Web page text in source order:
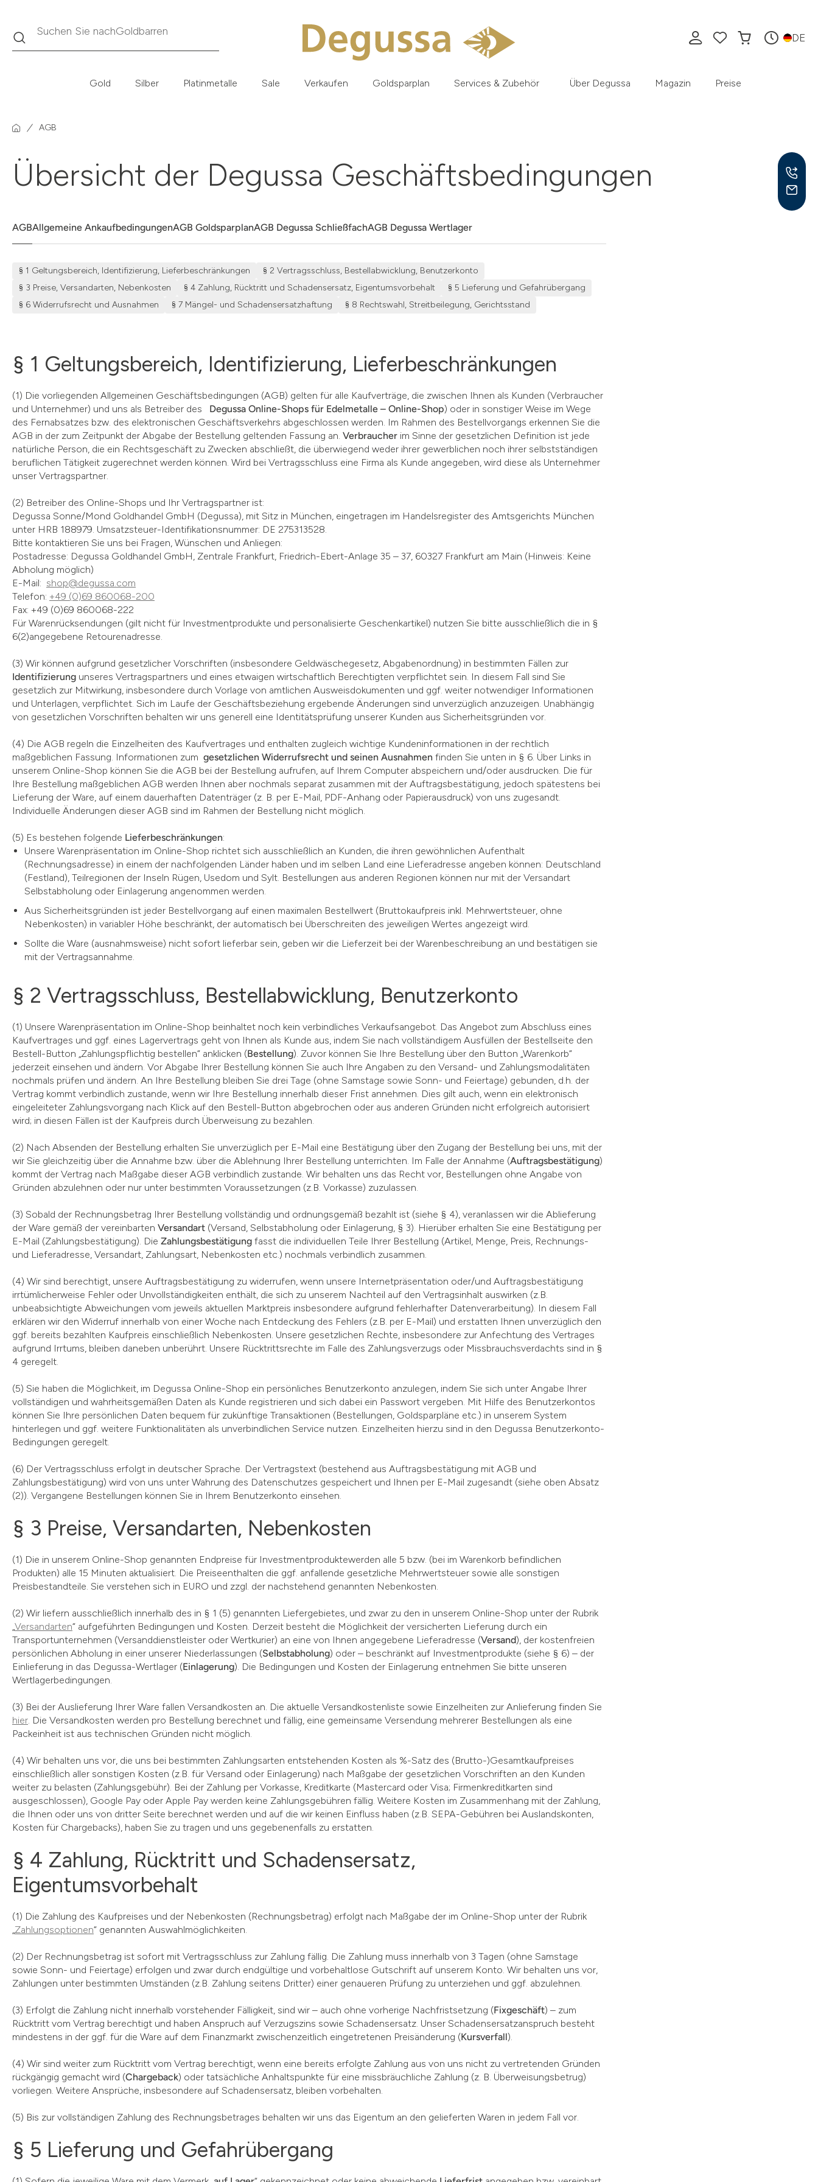
Suche Suchen Sie nachKrügerrand DE
Gold Silber Platinmetalle Sale Verkaufen Goldsparplan Services & Zubehör Über Degussa Magazin Preise
AGB
Übersicht der Degussa Geschäftsbedingungen
AGBAllgemeine AnkaufbedingungenAGB GoldsparplanAGB Degussa SchließfachAGB Degussa Wertlager
§ 1 Geltungsbereich, Identifizierung, Lieferbeschränkungen
§ 2 Vertragsschluss, Bestellabwicklung, Benutzerkonto
§ 3 Preise, Versandarten, Nebenkosten
§ 4 Zahlung, Rücktritt und Schadensersatz, Eigentumsvorbehalt
§ 5 Lieferung und Gefahrübergang
§ 6 Widerrufsrecht und Ausnahmen
§ 7 Mängel- und Schadensersatzhaftung § 8 Rechtswahl, Streitbeilegung, Gerichtsstand
§ 1 Geltungsbereich, Identifizierung, Lieferbeschränkungen
(1) Die vorliegenden Allgemeinen Geschäftsbedingungen (AGB) gelten für alle Kaufverträge, die zwischen Ihnen als Kunden (Verbraucher
und Unternehmer) und uns als Betreiber des Degussa Online-Shops für Edelmetalle – Online-Shop) oder in sonstiger Weise im Wege
des Fernabsatzes bzw. des elektronischen Geschäftsverkehrs abgeschlossen werden. Im Rahmen des Bestellvorgangs erkennen Sie die
AGB in der zum Zeitpunkt der Abgabe der Bestellung geltenden Fassung an. Verbraucher im Sinne der gesetzlichen Definition ist jede
natürliche Person, die ein Rechtsgeschäft zu Zwecken abschließt, die überwiegend weder ihrer gewerblichen noch ihrer selbstständigen
beruflichen Tätigkeit zugerechnet werden können. Wird bei Vertragsschluss eine Firma als Kunde angegeben, wird diese als Unternehmer
unser Vertragspartner.
(2) Betreiber des Online-Shops und Ihr Vertragspartner ist:
Degussa Sonne/Mond Goldhandel GmbH (Degussa), mit Sitz in München, eingetragen im Handelsregister des Amtsgerichts München
unter HRB 188979. Umsatzsteuer-Identifikationsnummer: DE 275313528.
Bitte kontaktieren Sie uns bei Fragen, Wünschen und Anliegen:
Postadresse: Degussa Goldhandel GmbH, Zentrale Frankfurt, Friedrich-Ebert-Anlage 35 – 37, 60327 Frankfurt am Main (Hinweis: Keine
Abholung möglich)
E-Mail: shop@degussa.com
Telefon: +49 (0)69 860068-200
Fax: +49 (0)69 860068-222
Für Warenrücksendungen (gilt nicht für Investmentprodukte und personalisierte Geschenkartikel) nutzen Sie bitte ausschließlich die in §
6(2)angegebene Retourenadresse.
(3) Wir können aufgrund gesetzlicher Vorschriften (insbesondere Geldwäschegesetz, Abgabenordnung) in bestimmten Fällen zur
Identifizierung unseres Vertragspartners und eines etwaigen wirtschaftlich Berechtigten verpflichtet sein. In diesem Fall sind Sie
gesetzlich zur Mitwirkung, insbesondere durch Vorlage von amtlichen Ausweisdokumenten und ggf. weiter notwendiger Informationen
und Unterlagen, verpflichtet. Sich im Laufe der Geschäftsbeziehung ergebende Änderungen sind unverzüglich anzuzeigen. Unabhängig
von gesetzlichen Vorschriften behalten wir uns generell eine Identitätsprüfung unserer Kunden aus Sicherheitsgründen vor.
(4) Die AGB regeln die Einzelheiten des Kaufvertrages und enthalten zugleich wichtige Kundeninformationen in der rechtlich
maßgeblichen Fassung. Informationen zum gesetzlichen Widerrufsrecht und seinen Ausnahmen finden Sie unten in § 6. Über Links in
unserem Online-Shop können Sie die AGB bei der Bestellung aufrufen, auf Ihrem Computer abspeichern und/oder ausdrucken. Die für
Ihre Bestellung maßgeblichen AGB werden Ihnen aber nochmals separat zusammen mit der Auftragsbestätigung, jedoch spätestens bei
Lieferung der Ware, auf einem dauerhaften Datenträger (z. B. per E-Mail, PDF-Anhang oder Papierausdruck) von uns zugesandt.
Individuelle Änderungen dieser AGB sind im Rahmen der Bestellung nicht möglich.
(5) Es bestehen folgende Lieferbeschränkungen:
Unsere Warenpräsentation im Online-Shop richtet sich ausschließlich an Kunden, die ihren gewöhnlichen Aufenthalt
(Rechnungsadresse) in einem der nachfolgenden Länder haben und im selben Land eine Lieferadresse angeben können: Deutschland
(Festland), Teilregionen der Inseln Rügen, Usedom und Sylt. Bestellungen aus anderen Regionen können nur mit der Versandart
Selbstabholung oder Einlagerung angenommen werden.
Aus Sicherheitsgründen ist jeder Bestellvorgang auf einen maximalen Bestellwert (Bruttokaufpreis inkl. Mehrwertsteuer, ohne
Nebenkosten) in variabler Höhe beschränkt, der automatisch bei Überschreiten des jeweiligen Wertes angezeigt wird.
Sollte die Ware (ausnahmsweise) nicht sofort lieferbar sein, geben wir die Lieferzeit bei der Warenbeschreibung an und bestätigen sie
mit der Vertragsannahme.
§ 2 Vertragsschluss, Bestellabwicklung, Benutzerkonto
(1) Unsere Warenpräsentation im Online-Shop beinhaltet noch kein verbindliches Verkaufsangebot. Das Angebot zum Abschluss eines
Kaufvertrages und ggf. eines Lagervertrags geht von Ihnen als Kunde aus, indem Sie nach vollständigem Ausfüllen der Bestellseite den
Bestell-Button „Zahlungspflichtig bestellen“ anklicken (Bestellung). Zuvor können Sie Ihre Bestellung über den Button „Warenkorb“
jederzeit einsehen und ändern. Vor Abgabe Ihrer Bestellung können Sie auch Ihre Angaben zu den Versand- und Zahlungsmodalitäten
nochmals prüfen und ändern. An Ihre Bestellung bleiben Sie drei Tage (ohne Samstage sowie Sonn- und Feiertage) gebunden, d.h. der
Vertrag kommt verbindlich zustande, wenn wir Ihre Bestellung innerhalb dieser Frist annehmen. Dies gilt auch, wenn ein elektronisch
eingeleiteter Zahlungsvorgang nach Klick auf den Bestell-Button abgebrochen oder aus anderen Gründen nicht erfolgreich autorisiert
wird; in diesen Fällen ist der Kaufpreis durch Überweisung zu bezahlen.
(2) Nach Absenden der Bestellung erhalten Sie unverzüglich per E-Mail eine Bestätigung über den Zugang der Bestellung bei uns, mit der
wir Sie gleichzeitig über die Annahme bzw. über die Ablehnung Ihrer Bestellung unterrichten. Im Falle der Annahme (Auftragsbestätigung)
kommt der Vertrag nach Maßgabe dieser AGB verbindlich zustande. Wir behalten uns das Recht vor, Bestellungen ohne Angabe von
Gründen abzulehnen oder nur unter bestimmten Voraussetzungen (z.B. Vorkasse) zuzulassen.
(3) Sobald der Rechnungsbetrag Ihrer Bestellung vollständig und ordnungsgemäß bezahlt ist (siehe § 4), veranlassen wir die Ablieferung
der Ware gemäß der vereinbarten Versandart (Versand, Selbstabholung oder Einlagerung, § 3). Hierüber erhalten Sie eine Bestätigung per
E-Mail (Zahlungsbestätigung). Die Zahlungsbestätigung fasst die individuellen Teile Ihrer Bestellung (Artikel, Menge, Preis, Rechnungs-
und Lieferadresse, Versandart, Zahlungsart, Nebenkosten etc.) nochmals verbindlich zusammen.
(4) Wir sind berechtigt, unsere Auftragsbestätigung zu widerrufen, wenn unsere Internetpräsentation oder/und Auftragsbestätigung
irrtümlicherweise Fehler oder Unvollständigkeiten enthält, die sich zu unserem Nachteil auf den Vertragsinhalt auswirken (z.B.
unbeabsichtigte Abweichungen vom jeweils aktuellen Marktpreis insbesondere aufgrund fehlerhafter Datenverarbeitung). In diesem Fall
erklären wir den Widerruf innerhalb von einer Woche nach Entdeckung des Fehlers (z.B. per E-Mail) und erstatten Ihnen unverzüglich den
ggf. bereits bezahlten Kaufpreis einschließlich Nebenkosten. Unsere gesetzlichen Rechte, insbesondere zur Anfechtung des Vertrages
aufgrund Irrtums, bleiben daneben unberührt. Unsere Rücktrittsrechte im Falle des Zahlungsverzugs oder Missbrauchsverdachts sind in §
4 geregelt.
(5) Sie haben die Möglichkeit, im Degussa Online-Shop ein persönliches Benutzerkonto anzulegen, indem Sie sich unter Angabe Ihrer
vollständigen und wahrheitsgemäßen Daten als Kunde registrieren und sich dabei ein Passwort vergeben. Mit Hilfe des Benutzerkontos
können Sie Ihre persönlichen Daten bequem für zukünftige Transaktionen (Bestellungen, Goldsparpläne etc.) in unserem System
hinterlegen und ggf. weitere Funktionalitäten als unverbindlichen Service nutzen. Einzelheiten hierzu sind in den Degussa Benutzerkonto-
Bedingungen geregelt.
(6) Der Vertragsschluss erfolgt in deutscher Sprache. Der Vertragstext (bestehend aus Auftragsbestätigung mit AGB und
Zahlungsbestätigung) wird von uns unter Wahrung des Datenschutzes gespeichert und Ihnen per E-Mail zugesandt (siehe oben Absatz
(2)). Vergangene Bestellungen können Sie in Ihrem Benutzerkonto einsehen.
§ 3 Preise, Versandarten, Nebenkosten
(1) Die in unserem Online-Shop genannten Endpreise für Investmentproduktewerden alle 5 bzw. (bei im Warenkorb befindlichen
Produkten) alle 15 Minuten aktualisiert. Die Preiseenthalten die ggf. anfallende gesetzliche Mehrwertsteuer sowie alle sonstigen
Preisbestandteile. Sie verstehen sich in EURO und zzgl. der nachstehend genannten Nebenkosten.
(2) Wir liefern ausschließlich innerhalb des in § 1 (5) genannten Liefergebietes, und zwar zu den in unserem Online-Shop unter der Rubrik
„Versandarten“ aufgeführten Bedingungen und Kosten. Derzeit besteht die Möglichkeit der versicherten Lieferung durch ein
Transportunternehmen (Versanddienstleister oder Wertkurier) an eine von Ihnen angegebene Lieferadresse (Versand), der kostenfreien
persönlichen Abholung in einer unserer Niederlassungen (Selbstabholung) oder – beschränkt auf Investmentprodukte (siehe § 6) – der
Einlieferung in das Degussa-Wertlager (Einlagerung). Die Bedingungen und Kosten der Einlagerung entnehmen Sie bitte unseren
Wertlagerbedingungen.
(3) Bei der Auslieferung Ihrer Ware fallen Versandkosten an. Die aktuelle Versandkostenliste sowie Einzelheiten zur Anlieferung finden Sie
hier. Die Versandkosten werden pro Bestellung berechnet und fällig, eine gemeinsame Versendung mehrerer Bestellungen als eine
Packeinheit ist aus technischen Gründen nicht möglich.
(4) Wir behalten uns vor, die uns bei bestimmten Zahlungsarten entstehenden Kosten als %-Satz des (Brutto-)Gesamtkaufpreises
einschließlich aller sonstigen Kosten (z.B. für Versand oder Einlagerung) nach Maßgabe der gesetzlichen Vorschriften an den Kunden
weiter zu belasten (Zahlungsgebühr). Bei der Zahlung per Vorkasse, Kreditkarte (Mastercard oder Visa; Firmenkreditkarten sind
ausgeschlossen), Google Pay oder Apple Pay werden keine Zahlungsgebühren fällig. Weitere Kosten im Zusammenhang mit der Zahlung,
die Ihnen oder uns von dritter Seite berechnet werden und auf die wir keinen Einfluss haben (z.B. SEPA-Gebühren bei Auslandskonten,
Kosten für Chargebacks), haben Sie zu tragen und uns gegebenenfalls zu erstatten.
§ 4 Zahlung, Rücktritt und Schadensersatz,
Eigentumsvorbehalt
(1) Die Zahlung des Kaufpreises und der Nebenkosten (Rechnungsbetrag) erfolgt nach Maßgabe der im Online-Shop unter der Rubrik
„Zahlungsoptionen“ genannten Auswahlmöglichkeiten.
(2) Der Rechnungsbetrag ist sofort mit Vertragsschluss zur Zahlung fällig. Die Zahlung muss innerhalb von 3 Tagen (ohne Samstage
sowie Sonn- und Feiertage) erfolgen und zwar durch endgültige und vorbehaltlose Gutschrift auf unserem Konto. Wir behalten uns vor,
Zahlungen unter bestimmten Umständen (z.B. Zahlung seitens Dritter) einer genaueren Prüfung zu unterziehen und ggf. abzulehnen.
(3) Erfolgt die Zahlung nicht innerhalb vorstehender Fälligkeit, sind wir – auch ohne vorherige Nachfristsetzung (Fixgeschäft) – zum
Rücktritt vom Vertrag berechtigt und haben Anspruch auf Verzugszins sowie Schadensersatz. Unser Schadensersatzanspruch besteht
mindestens in der ggf. für die Ware auf dem Finanzmarkt zwischenzeitlich eingetretenen Preisänderung (Kursverfall).
(4) Wir sind weiter zum Rücktritt vom Vertrag berechtigt, wenn eine bereits erfolgte Zahlung aus von uns nicht zu vertretenden Gründen
rückgängig gemacht wird (Chargeback) oder tatsächliche Anhaltspunkte für eine missbräuchliche Zahlung (z. B. Überweisungsbetrug)
vorliegen. Weitere Ansprüche, insbesondere auf Schadensersatz, bleiben vorbehalten.
(5) Bis zur vollständigen Zahlung des Rechnungsbetrages behalten wir uns das Eigentum an den gelieferten Waren in jedem Fall vor.
§ 5 Lieferung und Gefahrübergang